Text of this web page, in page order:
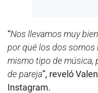
“Nos llevamos muy
por qué los dos somos
mismo tipo de música,
de pareja”, reveló
Instagram.